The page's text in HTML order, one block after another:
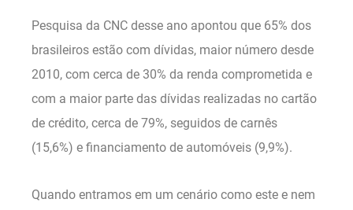
Pesquisa da CNC desse ano apontou que 65% dos
brasileiros estão com dívidas, maior número desde
2010, com cerca de 30% da renda comprometida e
com a maior parte das dívidas realizadas no cartão
de crédito, cerca de 79%, seguidos de carnês
(15,6%) e financiamento de automóveis (9,9%).
Quando entramos em um cenário como este e nem